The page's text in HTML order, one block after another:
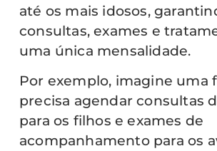
até os mais idosos,
consultas, exames e
uma única mensalidade.
Por exemplo, imagine uma
precisa agendar consultas
para os filhos e exames de
acompanhamento para os